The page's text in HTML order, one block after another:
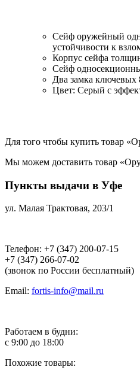
Сейф оружейный
устойчивости к
Корпус сейфа
Сейф
Два замка ключевых
Цвет: Серый с
Для того чтобы купить товар
Мы можем доставить товар
Пункты выдачи в Уфе
ул. Малая Трактовая, 203/1
Телефон: +7 (347) 200-07-15
+7 (347) 266-07-02
(звонок по России бесплатный)
Email: fortis-info@mail.ru
Работаем в будни:
с 9:00 до 18:00
Похожие товары: